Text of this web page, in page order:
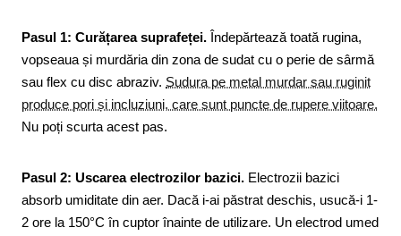
Pasul 1: Curățarea suprafeței. Îndepărtează toată rugina,
vopseaua și murdăria din zona de sudat cu o perie de sârmă
sau flex cu disc abraziv. Sudura pe metal murdar sau ruginit
produce pori și incluziuni, care sunt puncte de rupere viitoare.
Nu poți scurta acest pas.
Pasul 2: Uscarea electrozilor bazici. Electrozii bazici
absorb umiditate din aer. Dacă i-ai păstrat deschis, usucă-i 1-
2 ore la 150°C în cuptor înainte de utilizare. Un electrod umed